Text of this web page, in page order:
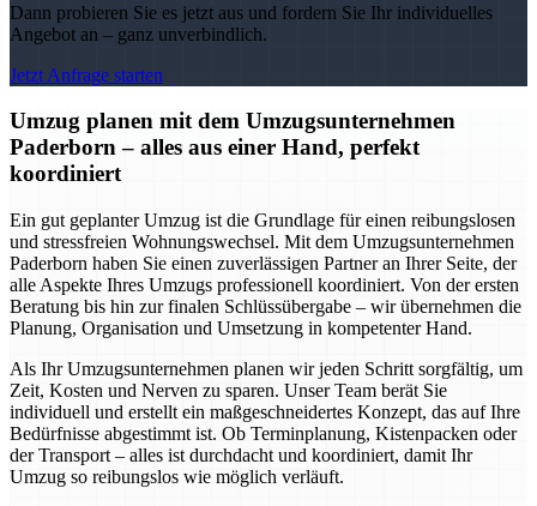
Dann probieren Sie es jetzt aus und fordern Sie Ihr individuelles
Angebot an – ganz unverbindlich.
Jetzt Anfrage starten
Umzug planen mit dem Umzugsunternehmen
Paderborn – alles aus einer Hand, perfekt
koordiniert
Ein gut geplanter Umzug ist die Grundlage für einen reibungslosen
und stressfreien Wohnungswechsel. Mit dem Umzugsunternehmen
Paderborn haben Sie einen zuverlässigen Partner an Ihrer Seite, der
alle Aspekte Ihres Umzugs professionell koordiniert. Von der ersten
Beratung bis hin zur finalen Schlüssübergabe – wir übernehmen die
Planung, Organisation und Umsetzung in kompetenter Hand.
Als Ihr Umzugsunternehmen planen wir jeden Schritt sorgfältig, um
Zeit, Kosten und Nerven zu sparen. Unser Team berät Sie
individuell und erstellt ein maßgeschneidertes Konzept, das auf Ihre
Bedürfnisse abgestimmt ist. Ob Terminplanung, Kistenpacken oder
der Transport – alles ist durchdacht und koordiniert, damit Ihr
Umzug so reibungslos wie möglich verläuft.